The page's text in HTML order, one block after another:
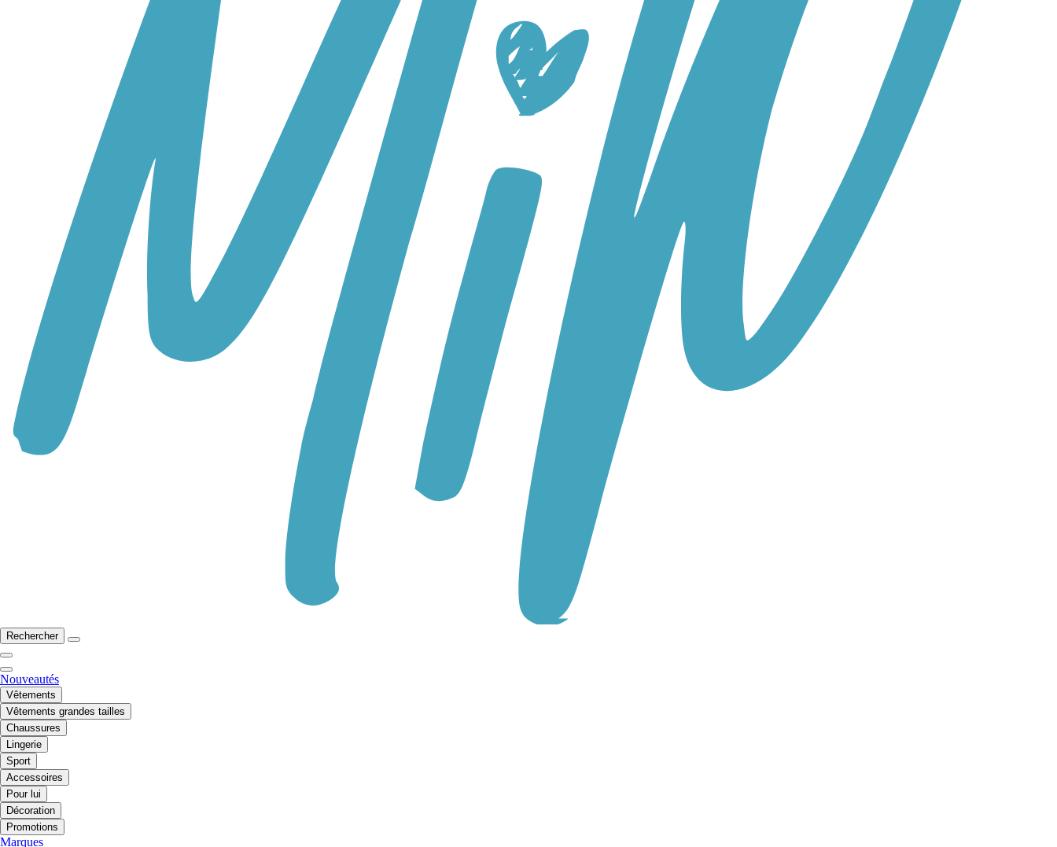
Rechercher
Nouveautés
Vêtements
Vêtements grandes tailles
Chaussures
Lingerie
Sport
Accessoires
Pour lui
Décoration
Promotions
Marques